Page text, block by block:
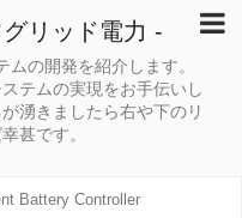
リッド電力 -
の開発を紹介します。
テムの実現をお手伝いし
湧きましたら右や下のリ
甚です。
Battery Controller